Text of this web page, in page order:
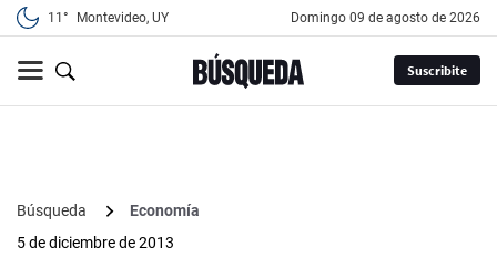
11° Montevideo, UY domingo 09 de agosto de 2026
Suscribite
Búsqueda
Economía
5 de diciembre de 2013